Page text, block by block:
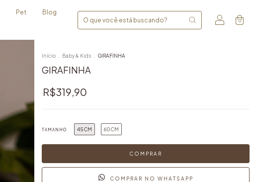
Pet
Blog
0
Início Baby & Kids GIRAFINHA
GIRAFINHA
R$319,90
TAMANHO 45CM 60CM
COMPRAR NO WHATSAPP